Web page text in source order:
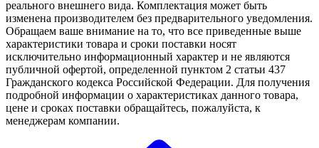
реального внешнего вида. Комплектация может быть
изменена производителем без предварительного уведомления.
Обращаем ваше внимание на то, что все приведенные выше
характеристики товара и сроки поставки носят
исключительно информационный характер и не являются
публичной офертой, определенной пунктом 2 статьи 437
Гражданского кодекса Российской Федерации. Для получения
подробной информации о характеристиках данного товара,
цене и сроках поставки обращайтесь, пожалуйста, к
менеджерам компании.